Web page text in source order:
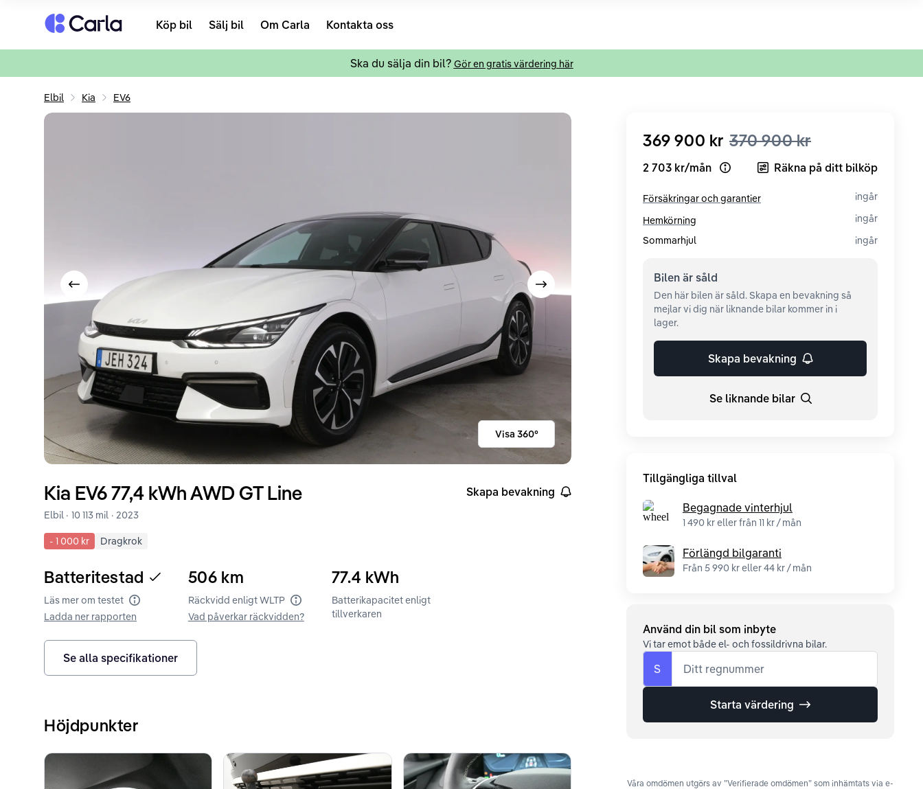
Tillbaka till startsidan Köp bil Sälj bil Om Carla Kontakta oss
Ska du sälja din bil? Gör en gratis värdering här
Elbil Kia EV6
Visa föregående bild Visa nästa bild
Visa 360°
Kia EV677,4 kWh AWD GT Line Skapa bevakning
Elbil · 10 113 mil · 2023
- 1 000 kr Dragkrok
Batteritestad
Läs mer om testet Batteritest
Ladda ner rapporten
506 km
Räckvidd enligt WLTP Räckvidd enligt WLTP
Vad påverkar räckvidden?
77.4 kWh
Batterikapacitet enligt
tillverkaren
Se alla specifikationer
Höjdpunkter
369 900 kr 370 900 kr
2 703 kr/mån Open loan exampleRäkna på ditt bilköp
Försäkringar och garantier
ingår
Hemkörning
ingår
Sommarhjul
ingår
Bilen är såld
Den här bilen är såld. Skapa en bevakning så
mejlar vi dig när liknande bilar kommer in i
lager.
Skapa bevakning
Se liknande bilar
Tillgängliga tillval
Begagnade vinterhjul
1 490 kr eller från 11 kr / mån
Förlängd bilgaranti
Från 5 990 kr eller 44 kr / mån
Använd din bil som inbyte
Vi tar emot både el- och fossildrivna bilar.
S Ditt regnummer
Starta värdering
Våra omdömen utgörs av ”Verifierade omdömen” som inhämtats via e-